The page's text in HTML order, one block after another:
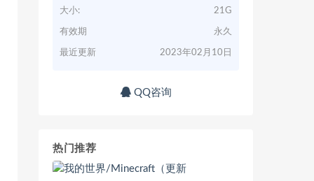
大小: 21G
有效期 永久
最近更新 2023年02月10日
QQ咨询
热门推荐